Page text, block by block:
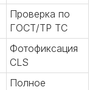
Проверка по
ГОСТ/ТР ТС
Фотофиксация
CLS
Полное